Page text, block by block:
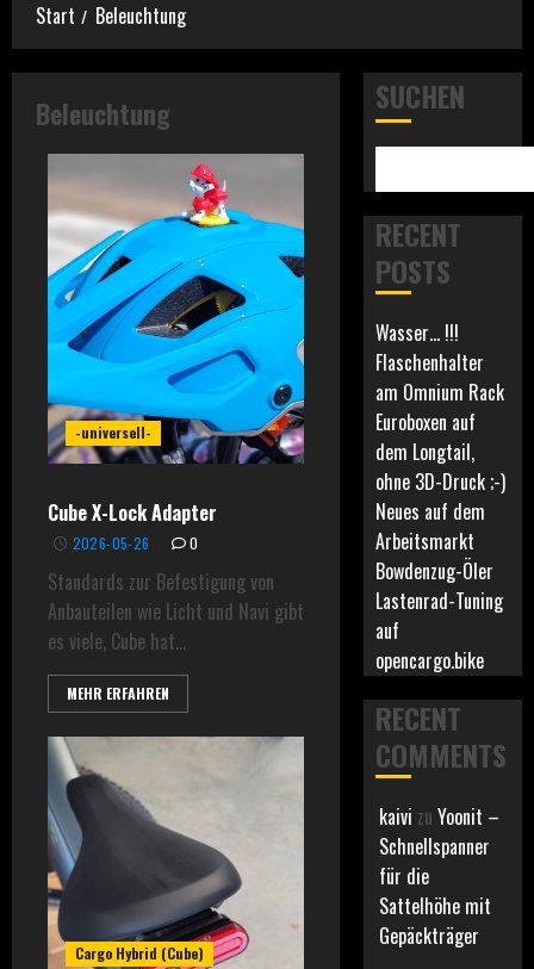
Start Beleuchtung
Beleuchtung
-universell-
Cube X-Lock Adapter
2026-05-26 0
Standards zur Befestigung von
Anbauteilen wie Licht und Navi gibt
es viele, Cube hat...
MEHR ERFAHREN
Cargo Hybrid (Cube)
SUCHEN
RECENT
POSTS
Wasser… !!!
Flaschenhalter
am Omnium Rack
Euroboxen auf
dem Longtail,
ohne 3D-Druck ;-)
Neues auf dem
Arbeitsmarkt
Bowdenzug-Öler
Lastenrad-Tuning
auf
opencargo.bike
RECENT
COMMENTS
kaivi zuYoonit –
Schnellspanner
für die
Sattelhöhe mit
Gepäckträger